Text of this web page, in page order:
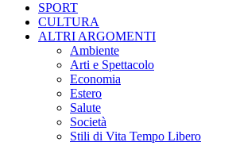
SPORT
CULTURA
ALTRI ARGOMENTI
Ambiente
Arti e Spettacolo
Economia
Estero
Salute
Società
Stili di Vita Tempo Libero